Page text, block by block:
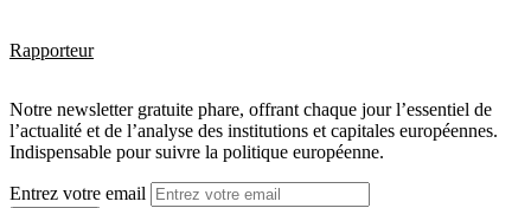
Rapporteur
Notre newsletter gratuite phare, offrant chaque jour l’essentiel de
l’actualité et de l’analyse des institutions et capitales européennes.
Indispensable pour suivre la politique européenne.
Entrez votre email